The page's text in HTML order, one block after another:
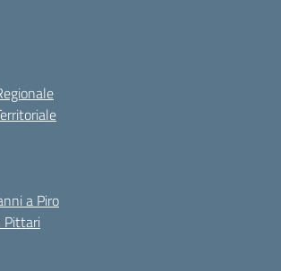
a Piro
Pittari